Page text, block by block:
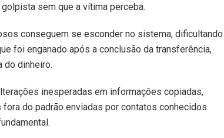
sem que a vítima perceba.
conseguem se esconder no sistema, dificultando
foi enganado após a conclusão da transferência,
do dinheiro.
inesperadas em informações copiadas,
do padrão enviadas por contatos conhecidos.